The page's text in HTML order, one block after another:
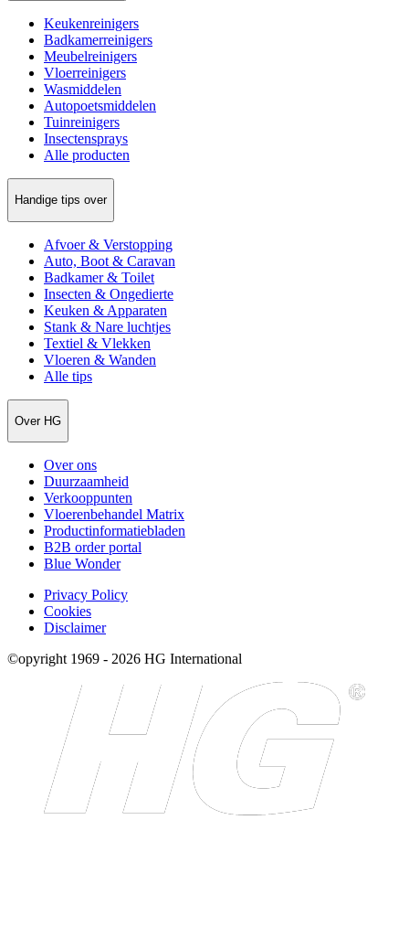
Keukenreinigers
Badkamerreinigers
Meubelreinigers
Vloerreinigers
Wasmiddelen
Autopoetsmiddelen
Tuinreinigers
Insectensprays
Alle producten
Handige tips over
Afvoer & Verstopping
Auto, Boot & Caravan
Badkamer & Toilet
Insecten & Ongedierte
Keuken & Apparaten
Stank & Nare luchtjes
Textiel & Vlekken
Vloeren & Wanden
Alle tips
Over HG
Over ons
Duurzaamheid
Verkooppunten
Vloerenbehandel Matrix
Productinformatiebladen
B2B order portal
Blue Wonder
Privacy Policy
Cookies
Disclaimer
©opyright 1969 - 2026 HG International